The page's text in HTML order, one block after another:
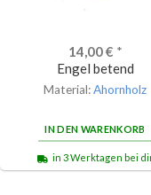
14,00€ *
Engel betend
Material:Ahornholz
IN DEN WARENKORB
in 3 Werktagen bei